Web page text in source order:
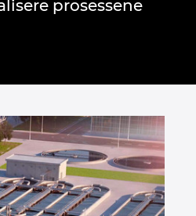
prosessene